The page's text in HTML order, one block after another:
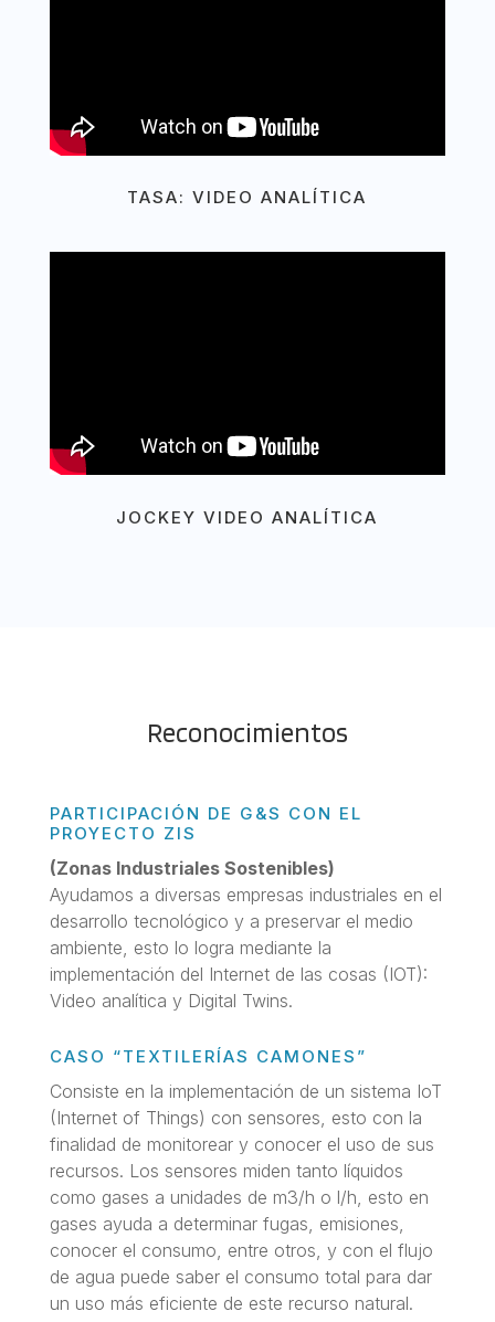
TASA: VIDEO ANALÍTICA
JOCKEY VIDEO ANALÍTICA
Reconocimientos
PARTICIPACIÓN DE G&S CON EL
PROYECTO ZIS
(Zonas Industriales Sostenibles)
Ayudamos a diversas empresas industriales en el
desarrollo tecnológico y a preservar el medio
ambiente, esto lo logra mediante la
implementación del Internet de las cosas (IOT):
Video analítica y Digital Twins.
CASO “TEXTILERÍAS CAMONES”
Consiste en la implementación de un sistema IoT
(Internet of Things) con sensores, esto con la
finalidad de monitorear y conocer el uso de sus
recursos. Los sensores miden tanto líquidos
como gases a unidades de m3/h o l/h, esto en
gases ayuda a determinar fugas, emisiones,
conocer el consumo, entre otros, y con el flujo
de agua puede saber el consumo total para dar
un uso más eficiente de este recurso natural.